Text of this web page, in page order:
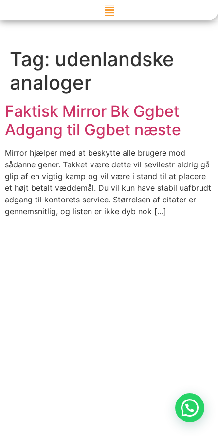
content
Tag: udenlandske
analoger
Faktisk Mirror Bk Ggbet
Adgang til Ggbet næste
Mirror hjælper med at beskytte alle brugere mod
sådanne gener. Takket være dette vil sevilestr aldrig gå
glip af en vigtig kamp og vil være i stand til at placere
et højt betalt væddemål. Du vil kun have stabil uafbrudt
adgang til kontorets service. Størrelsen af ​​citater er
gennemsnitlig, og listen er ikke dyb nok […]